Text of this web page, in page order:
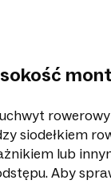
siodełkiem
lub
Aby